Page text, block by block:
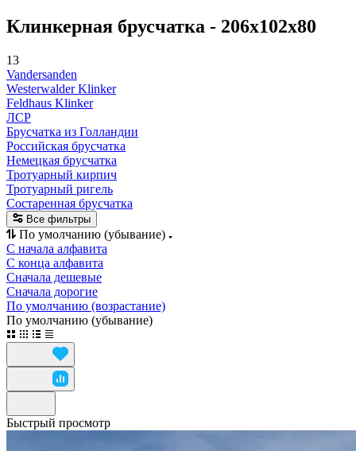
Клинкерная брусчатка - 206x102x80
13
Vandersanden
Westerwalder Klinker
Feldhaus Klinker
ЛСР
Брусчатка из Голландии
Российская брусчатка
Немецкая брусчатка
Тротуарный кирпич
Тротуарный ригель
Состаренная брусчатка
Все фильтры
По умолчанию (убывание)
С начала алфавита
С конца алфавита
Сначала дешевые
Сначала дорогие
По умолчанию (возрастание)
По умолчанию (убывание)
Быстрый просмотр